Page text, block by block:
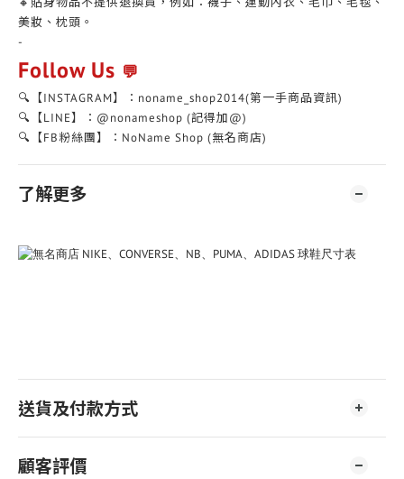
美妝、枕頭。
-
Follow Us 💬
🔍【INSTAGRAM】：noname_shop2014(第一手商品資訊)
🔍【LINE】：@nonameshop (記得加@)
🔍【FB粉絲團】：NoName Shop (無名商店)
了解更多
送貨及付款方式
顧客評價